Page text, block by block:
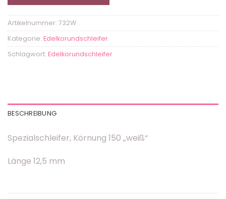
Artikelnummer: 732W
Kategorie: Edelkorundschleifer
Schlagwort: Edelkorundschleifer
BESCHREIBUNG
Spezialschleifer, Körnung 150 „weiß“
Länge 12,5 mm